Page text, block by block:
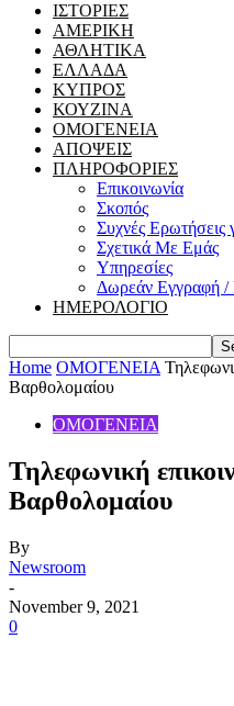
ΙΣΤΟΡΙΕΣ
ΑΜΕΡΙΚΗ
ΑΘΛΗΤΙΚΑ
ΕΛΛΑΔΑ
ΚΥΠΡΟΣ
ΚΟΥΖΙΝΑ
ΟΜΟΓΕΝΕΙΑ
ΑΠΟΨΕΙΣ
ΠΛΗΡΟΦΟΡΙΕΣ
Επικοινωνία
Σκοπός
Συχνές Ερωτήσεις
Σχετικά Με Εμάς
Υπηρεσίες
Δωρεάν Εγγραφή /
ΗΜΕΡΟΛΟΓΙΟ
Home ΟΜΟΓΕΝΕΙΑ
Βαρθολομαίου
ΟΜΟΓΕΝΕΙΑ
Τηλεφωνική
Βαρθολομαίου
By
Newsroom
-
November 9, 2021
0